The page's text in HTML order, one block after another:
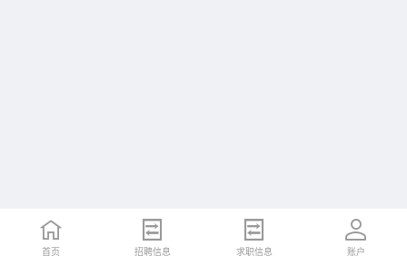
首页 招聘信息 求职信息 账户